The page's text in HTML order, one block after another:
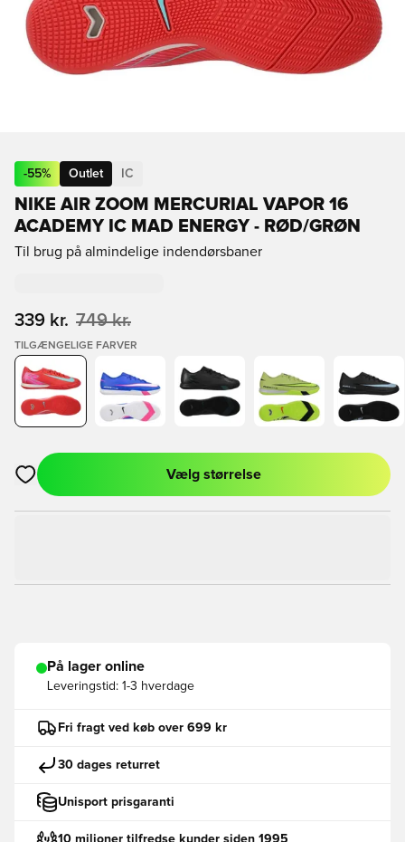
-55% Outlet IC
NIKE AIR ZOOM MERCURIAL VAPOR 16
ACADEMY IC MAD ENERGY - RØD/GRØN
Til brug på almindelige indendørsbaner
339 kr. 749 kr.
TILGÆNGELIGE FARVER
Åbner en Modal til at logge ind eller tilmelde dig som medlem
Vælg størrelse
På lager online
Leveringstid: 1-3 hverdage
Fri fragt ved køb over 699 kr
30 dages returret
Unisport prisgaranti
10 milioner tilfredse kunder siden 1995